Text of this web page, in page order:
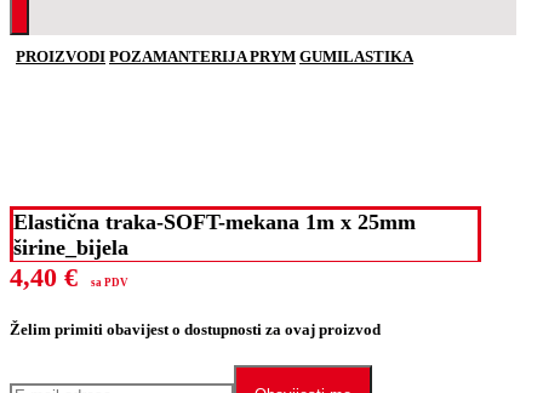
PROIZVODI POZAMANTERIJA PRYM GUMILASTIKA
Elastična traka-SOFT-mekana 1m x 25mm
širine_bijela
4,40 € sa PDV
Želim primiti obavijest o dostupnosti za ovaj proizvod